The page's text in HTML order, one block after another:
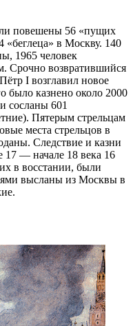
повешены 56 «пущих
в Москву. 140
1965 человек
Срочно возвратившийся
I возглавил новое
было казнено около 2000
сосланы 601
Пятерым стрельцам
места стрельцов в
Следствие и казни
17 — начале 18 века 16
в восстании, были
высланы из Москвы в